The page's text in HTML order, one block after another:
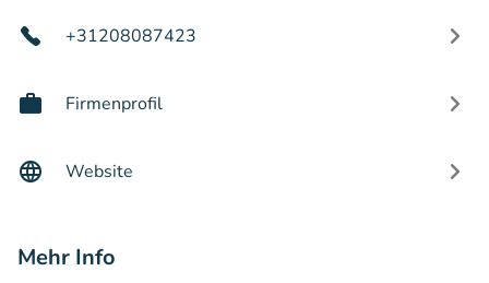
+31208087423
Firmenprofil
Website
Mehr Info